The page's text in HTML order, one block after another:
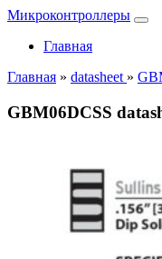
Микроконтроллеры
Главная
Главная » datasheet »
GBM06DCSS